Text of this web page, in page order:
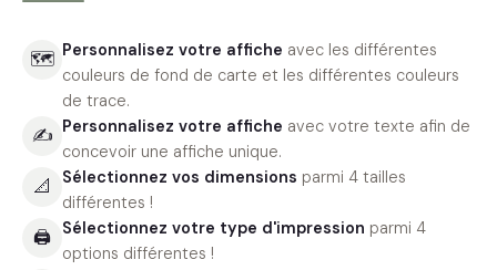
🗺 Personnalisez votre affiche avec les différentes
couleurs de fond de carte et les différentes couleurs
de trace.
✍️ Personnalisez votre affiche avec votre texte afin de
concevoir une affiche unique.
📐 Sélectionnez vos dimensions parmi 4 tailles
différentes !
🖨 Sélectionnez votre type d'impression parmi 4
options différentes !